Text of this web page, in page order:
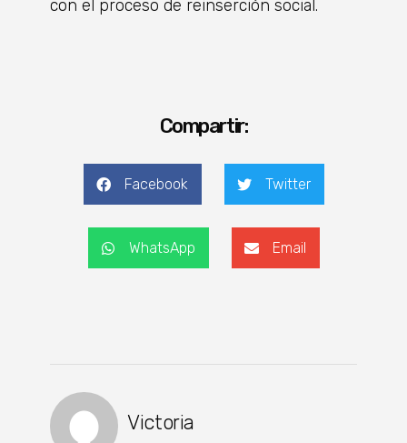
con el proceso de reinserción social.
Compartir:
Facebook Twitter
WhatsApp Email
Victoria